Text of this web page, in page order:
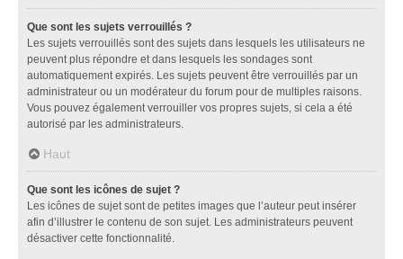
Que sont les sujets verrouillés ?
Les sujets verrouillés sont des sujets dans lesquels les utilisateurs ne
peuvent plus répondre et dans lesquels les sondages sont
automatiquement expirés. Les sujets peuvent être verrouillés par un
administrateur ou un modérateur du forum pour de multiples raisons.
Vous pouvez également verrouiller vos propres sujets, si cela a été
autorisé par les administrateurs.
Haut
Que sont les icônes de sujet ?
Les icônes de sujet sont de petites images que l’auteur peut insérer
afin d’illustrer le contenu de son sujet. Les administrateurs peuvent
désactiver cette fonctionnalité.